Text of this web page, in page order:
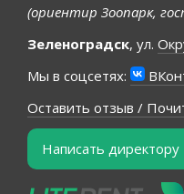
(ориентир Зоопарк,
Зеленоградск, ул.
Мы в соцсетях:
Оставить отзыв /
Написать директору